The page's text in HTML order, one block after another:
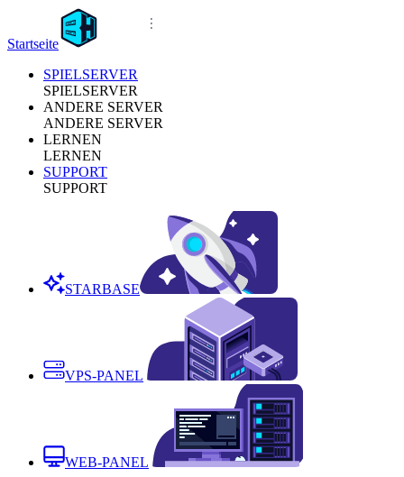
Startseite
SPIELSERVER
SPIELSERVER
ANDERE SERVER
ANDERE SERVER
LERNEN
LERNEN
SUPPORT
SUPPORT
STARBASE
VPS-PANEL
WEB-PANEL